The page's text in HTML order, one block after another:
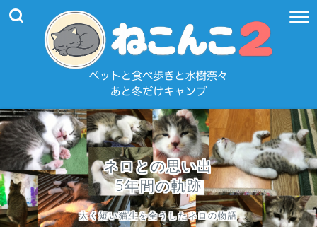
ネロとの思い出
5年間の軌跡
太く短い猫生を全うしたネロの物語